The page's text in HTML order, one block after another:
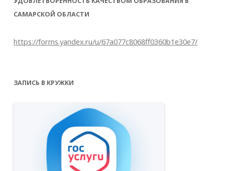
САМАРСКОЙ ОБЛАСТИ
https://forms.yandex.ru/u/67a077c8068ff0360b1e30e7/
ЗАПИСЬ В КРУЖКИ